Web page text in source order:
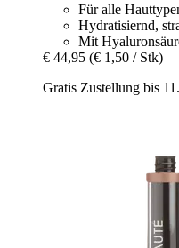
Für alle
Hydratisiernd,
Mit
€ 44,95 (€ 1,50 / Stk)
Gratis Zustellung bis